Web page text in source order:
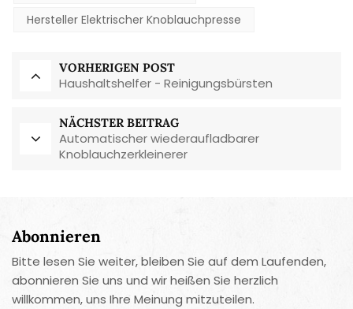
Hersteller Elektrischer Knoblauchpresse
VORHERIGEN POST
Haushaltshelfer - Reinigungsbürsten
NÄCHSTER BEITRAG
Automatischer wiederaufladbarer
Knoblauchzerkleinerer
Abonnieren
Bitte lesen Sie weiter, bleiben Sie auf dem Laufenden,
abonnieren Sie uns und wir heißen Sie herzlich
willkommen, uns Ihre Meinung mitzuteilen.